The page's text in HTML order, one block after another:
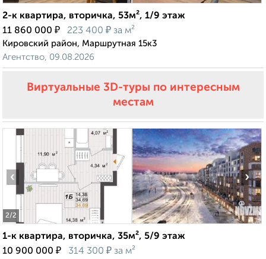
2-к квартира, вторичка, 53м², 1/9 этаж
11 860 000 ₽ 223 400 ₽ за м²
Кировский район, Маршрутная 15к3
Агентство, 09.08.2026
Виртуальные 3D-туры по интересным
местам
2/2
‹ ›
1-к квартира, вторичка, 35м², 5/9 этаж
10 900 000 ₽ 314 300 ₽ за м²